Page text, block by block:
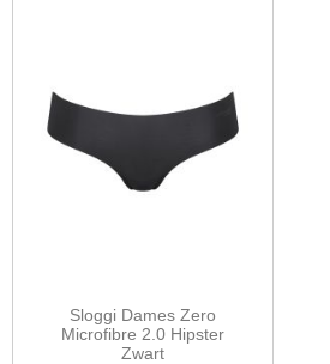
Sloggi Dames Zero
Microfibre 2.0 Hipster
Zwart